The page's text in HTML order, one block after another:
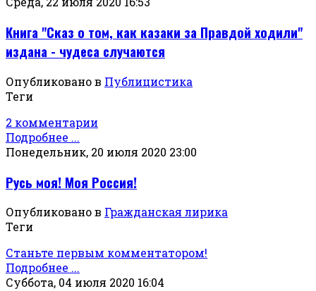
Книга "Сказ о том, как казаки за Правдой ходили"
издана - чудеса случаются
Опубликовано в Публицистика
Теги
2 комментарии
Подробнее ...
Понедельник, 20 июля 2020 23:00
Русь моя! Моя Россия!
Опубликовано в Гражданская лирика
Теги
Станьте первым комментатором!
Подробнее ...
Суббота, 04 июля 2020 16:04